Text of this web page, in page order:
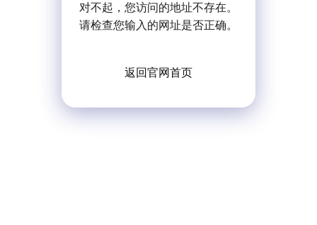
对不起，您访问的地址不存在。
请检查您输入的网址是否正确。
返回官网首页